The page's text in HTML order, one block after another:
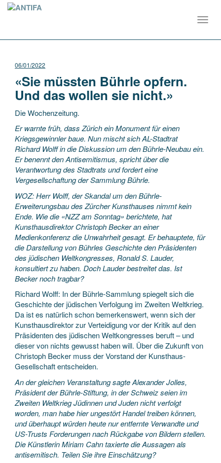
06/01/2022
«Sie müssten Bührle opfern.
Und das wollen sie nicht.»
Die Wochenzeitung.
Er warnte früh, dass Zürich ein Monument für einen
Kriegsgewinnler baue. Nun mischt sich AL-Stadtrat
Richard Wolff in die Diskussion um den Bührle-Neubau ein.
Er benennt den Antisemitismus, spricht über die
Verantwortung des Stadtrats und fordert eine
Vergesellschaftung der Sammlung Bührle.
WOZ: Herr Wolff, der Skandal um den Bührle-
Erweiterungsbau des Zürcher Kunsthauses nimmt kein
Ende. Wie die «NZZ am Sonntag» berichtete, hat
Kunsthausdirektor Christoph Becker an einer
Medienkonferenz die Unwahrheit gesagt. Er behauptete, für
die Darstellung von Bührles Geschichte den Präsidenten
des jüdischen Weltkongresses, Ronald S. Lauder,
konsultiert zu haben. Doch Lauder bestreitet das. Ist
Becker noch tragbar?
Richard Wolff: In der Bührle-Sammlung spiegelt sich die
Geschichte der jüdischen Verfolgung im Zweiten Weltkrieg.
Da ist es natürlich schon bemerkenswert, wenn sich der
Kunsthausdirektor zur Verteidigung vor der Kritik auf den
Präsidenten des jüdischen Weltkongresses beruft – und
dieser von nichts gewusst haben will. Über die Zukunft von
Christoph Becker muss der Vorstand der Kunsthaus-
Gesellschaft entscheiden.
An der gleichen Veranstaltung sagte Alexander Jolles,
Präsident der Bührle-Stiftung, in der Schweiz seien im
Zweiten Weltkrieg Jüdinnen und Juden nicht verfolgt
worden, man habe hier ungestört Handel treiben können,
und überhaupt würden heute nur entfernte Verwandte und
US-Trusts Forderungen nach Rückgabe von Bildern stellen.
Die Künstlerin Miriam Cahn taxierte die Aussagen als
antisemitisch. Teilen Sie ihre Einschätzung?